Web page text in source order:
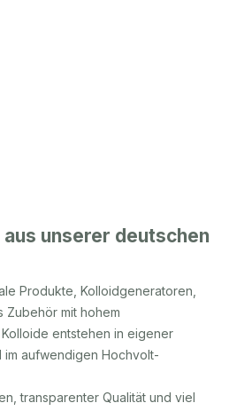
unserer deutschen
Produkte, Kolloidgeneratoren,
Zubehör mit hohem
entstehen in eigener
im aufwendigen Hochvolt-
transparenter Qualität und viel